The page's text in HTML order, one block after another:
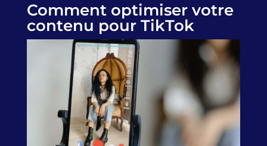
Comment optimiser votre
contenu pour TikTok